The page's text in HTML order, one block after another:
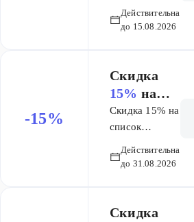
марки Ля
Рош-Позе
Ля Рош-Позе
Действительна
до 15.08.2026
-15%
Скидка
15% на
список
товаров
Ливс
Скидка 15% на
список
Действительна
до 31.08.2026
Скидка